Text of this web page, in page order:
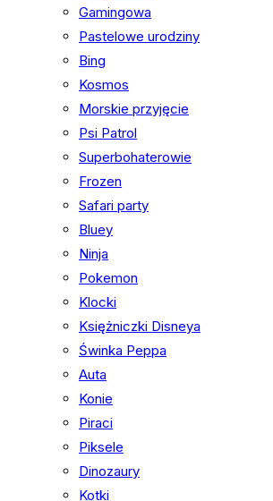
Gamingowa
Pastelowe urodziny
Bing
Kosmos
Morskie przyjęcie
Psi Patrol
Superbohaterowie
Frozen
Safari party
Bluey
Ninja
Pokemon
Klocki
Księżniczki Disneya
Świnka Peppa
Auta
Konie
Piraci
Piksele
Dinozaury
Kotki